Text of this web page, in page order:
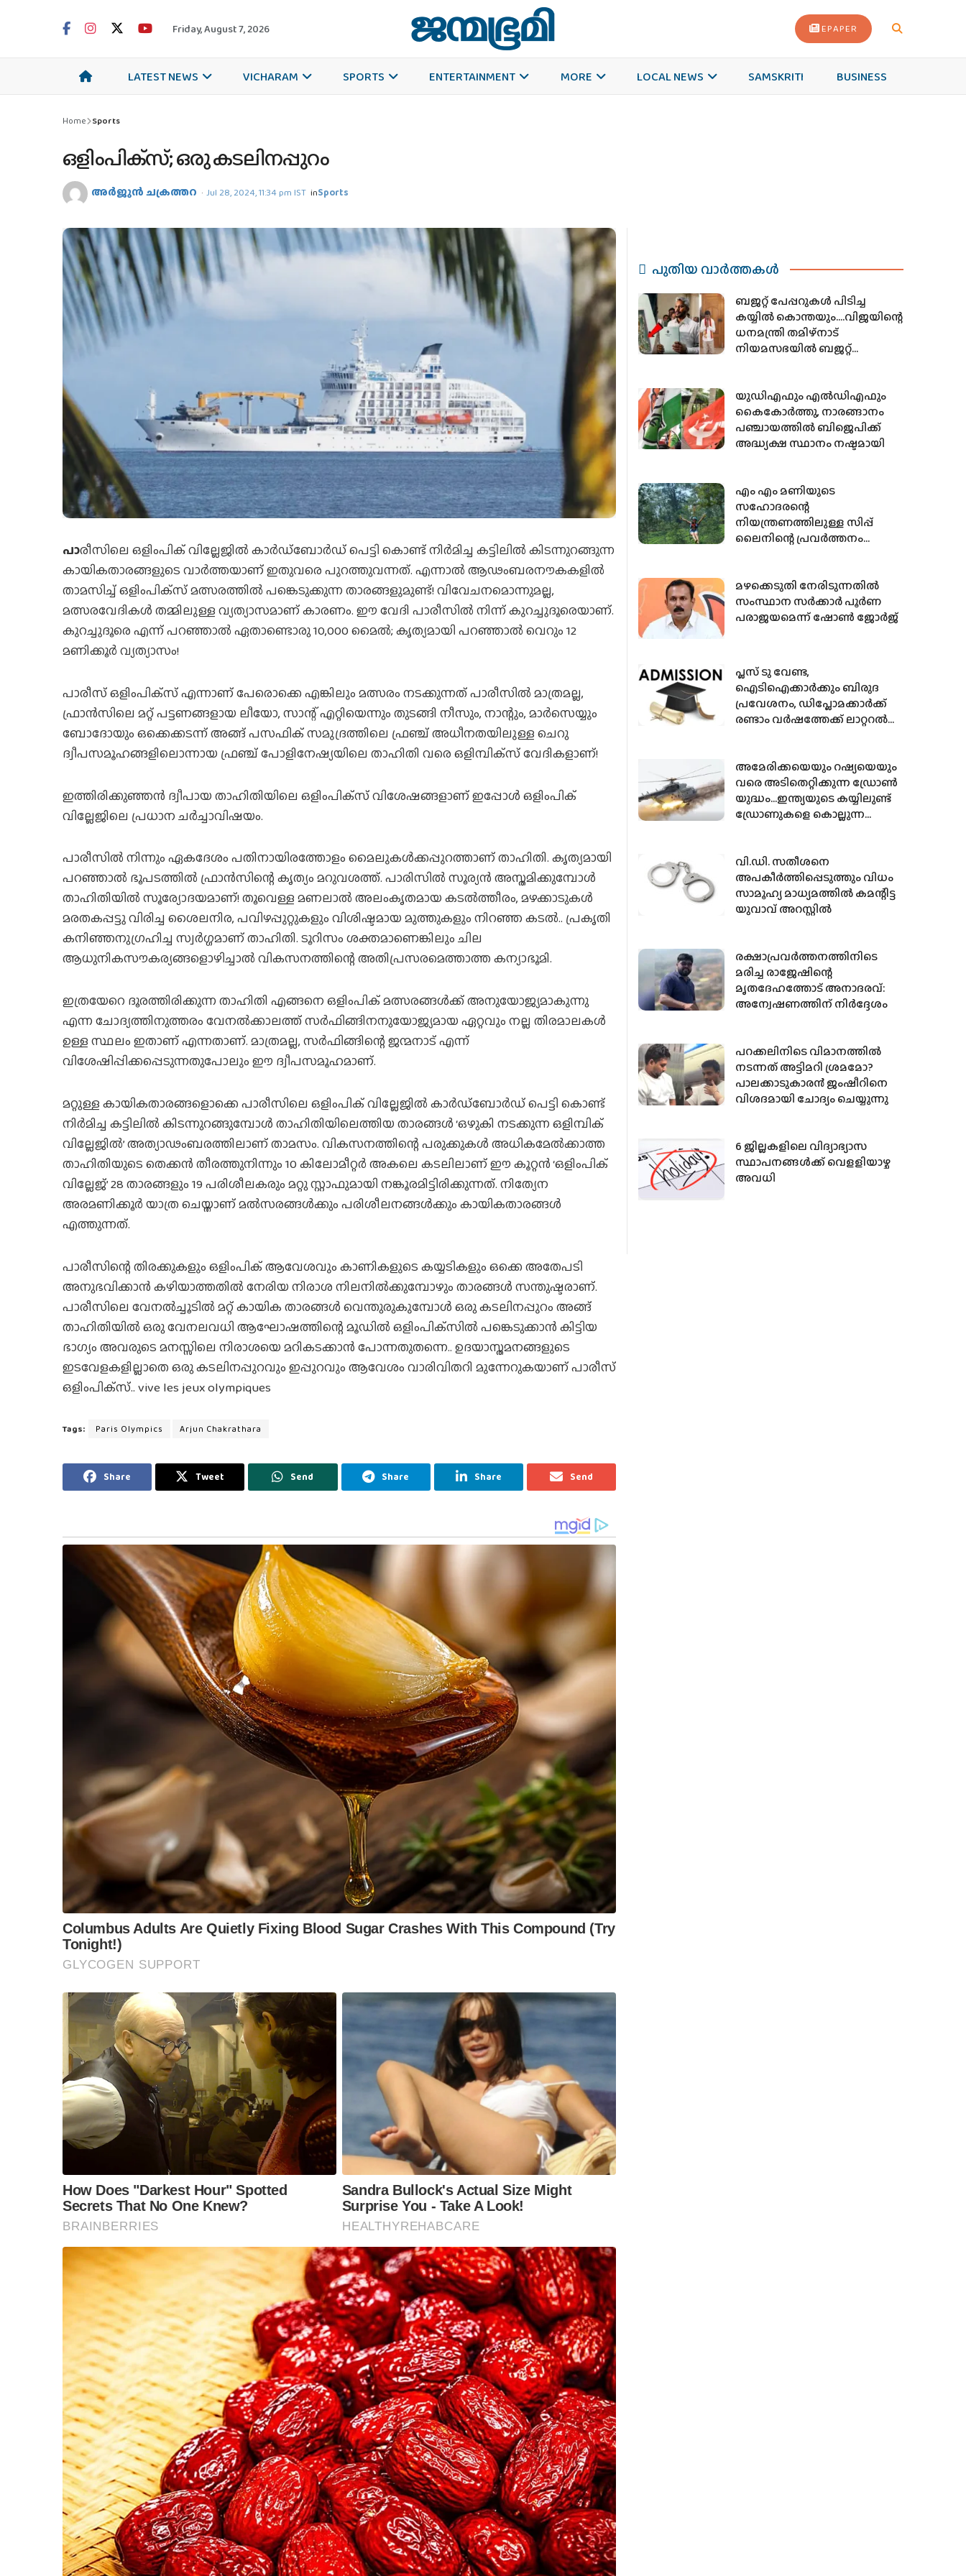
Friday, August 7, 2026 EPAPER
LATEST NEWS VICHARAM SPORTS ENTERTAINMENT MORE LOCAL NEWS SAMSKRITI BUSINESS
Home Sports
ഒളിംപിക്‌സ്; ഒരു കടലിനപ്പുറം
അര്‍ജുന്‍ ചക്രത്തറ Jul 28, 2024, 11:34 pm IST inSports
പാരീസിലെ ഒളിംപിക് വില്ലേജില്‍ കാര്‍ഡ്‌ബോര്‍ഡ് പെട്ടി കൊണ്ട് നിര്‍മിച്ച കട്ടിലില്‍ കിടന്നുറങ്ങുന്ന
കായികതാരങ്ങളുടെ വാര്‍ത്തയാണ് ഇതുവരെ പുറത്തുവന്നത്. എന്നാല്‍ ആഢംബരനൗകകളില്‍
താമസിച്ച് ഒളിംപിക്‌സ് മത്സരത്തില്‍ പങ്കെടുക്കുന്ന താരങ്ങളുമുണ്ട്! വിവേചനമൊന്നുമല്ല,
മത്സരവേദികള്‍ തമ്മിലുള്ള വ്യത്യാസമാണ് കാരണം. ഈ വേദി പാരീസില്‍ നിന്ന് കുറച്ചുദൂരെയാണ്.
കുറച്ചുദൂരെ എന്ന് പറഞ്ഞാല്‍ ഏതാണ്ടൊരു 10,000 മൈല്‍; കൃത്യമായി പറഞ്ഞാല്‍ വെറും 12
മണിക്കൂര്‍ വ്യത്യാസം!
പാരീസ് ഒളിംപിക്‌സ് എന്നാണ് പേരൊക്കെ എങ്കിലും മത്സരം നടക്കുന്നത് പാരീസില്‍ മാത്രമല്ല,
ഫ്രാന്‍സിലെ മറ്റ് പട്ടണങ്ങളായ ലീയോ, സാന്റ് എറ്റിയെന്നും തുടങ്ങി നീസും, നാന്റും, മാര്‍സെയ്യും
ബോദോയും ഒക്കെക്കടന്ന് അങ്ങ് പസഫിക് സമുദ്രത്തിലെ ഫ്രഞ്ച് അധീനതയിലുള്ള ചെറു
ദ്വീപസമൂഹങ്ങളിലൊന്നായ ഫ്രഞ്ച് പോളിനേഷ്യയിലെ താഹിതി വരെ ഒളിമ്പിക്‌സ് വേദികളാണ്!
ഇത്തിരിക്കുഞ്ഞന്‍ ദ്വീപായ താഹിതിയിലെ ഒളിംപിക്‌സ് വിശേഷങ്ങളാണ് ഇപ്പോള്‍ ഒളിംപിക്
വില്ലേജിലെ പ്രധാന ചര്‍ച്ചാവിഷയം.
പാരീസില്‍ നിന്നും ഏകദേശം പതിനായിരത്തോളം മൈലുകള്‍ക്കപ്പുറത്താണ് താഹിതി. കൃത്യമായി
പറഞ്ഞാല്‍ ഭൂപടത്തില്‍ ഫ്രാന്‍സിന്റെ കൃത്യം മറുവശത്ത്. പാരിസില്‍ സൂര്യന്‍ അസ്തമിക്കുമ്പോള്‍
താഹിതിയില്‍ സൂര്യോദയമാണ്! തൂവെള്ള മണലാല്‍ അലംകൃതമായ കടല്‍ത്തീരം, മഴക്കാടുകള്‍
മരതകപ്പട്ടു വിരിച്ച ശൈലനിര, പവിഴപ്പുറ്റുകളും വിശിഷ്ടമായ മുത്തുകളും നിറഞ്ഞ കടല്‍.. പ്രകൃതി
കനിഞ്ഞനുഗ്രഹിച്ച സ്വര്‍ഗ്ഗമാണ് താഹിതി. ടൂറിസം ശക്തമാണെങ്കിലും ചില
ആധുനികസൗകര്യങ്ങളൊഴിച്ചാല്‍ വികസനത്തിന്റെ അതിപ്രസരമെത്താത്ത കന്യാഭൂമി.
ഇത്രയേറെ ദൂരത്തിരിക്കുന്ന താഹിതി എങ്ങനെ ഒളിംപിക് മത്സരങ്ങള്‍ക്ക് അനുയോജ്യമാകുന്നു
എന്ന ചോദ്യത്തിനുത്തരം വേനല്‍ക്കാലത്ത് സര്‍ഫിങ്ങിനനുയോജ്യമായ ഏറ്റവും നല്ല തിരമാലകള്‍
ഉള്ള സ്ഥലം ഇതാണ് എന്നതാണ്. മാത്രമല്ല, സര്‍ഫിങ്ങിന്റെ ജന്മനാട് എന്ന്
വിശേഷിപ്പിക്കപ്പെടുന്നതുപോലും ഈ ദ്വീപസമൂഹമാണ്.
മറ്റുള്ള കായികതാരങ്ങളൊക്കെ പാരീസിലെ ഒളിംപിക് വില്ലേജില്‍ കാര്‍ഡ്‌ബോര്‍ഡ് പെട്ടി കൊണ്ട്
നിര്‍മിച്ച കട്ടിലില്‍ കിടന്നുറങ്ങുമ്പോള്‍ താഹിതിയിലെത്തിയ താരങ്ങള്‍ ‘ഒഴുകി നടക്കുന്ന ഒളിമ്പിക്
വില്ലേജില്‍’ അത്യാഢംബരത്തിലാണ് താമസം. വികസനത്തിന്റെ പരുക്കുകള്‍ അധികമേല്‍ക്കാത്ത
താഹിതിയുടെ തെക്കന്‍ തീരത്തുനിന്നും 10 കിലോമീറ്റര്‍ അകലെ കടലിലാണ് ഈ കൂറ്റന്‍ ‘ഒളിംപിക്
വില്ലേജ്’ 28 താരങ്ങളും 19 പരിശീലകരും മറ്റു സ്റ്റാഫുമായി നങ്കൂരമിട്ടിരിക്കുന്നത്. നിത്യേന
അരമണിക്കൂര്‍ യാത്ര ചെയ്താണ് മല്‍സരങ്ങള്‍ക്കും പരിശീലനങ്ങള്‍ക്കും കായികതാരങ്ങള്‍
എത്തുന്നത്.
പാരീസിന്റെ തിരക്കുകളും ഒളിംപിക് ആവേശവും കാണികളുടെ കയ്യടികളും ഒക്കെ അതേപടി
അനുഭവിക്കാന്‍ കഴിയാത്തതില്‍ നേരിയ നിരാശ നിലനില്‍ക്കുമ്പോഴും താരങ്ങള്‍ സന്തുഷ്ടരാണ്.
പാരീസിലെ വേനല്‍ച്ചൂടില്‍ മറ്റ് കായിക താരങ്ങള്‍ വെന്തുരുകുമ്പോള്‍ ഒരു കടലിനപ്പുറം അങ്ങ്
താഹിതിയില്‍ ഒരു വേനലവധി ആഘോഷത്തിന്റെ മൂഡില്‍ ഒളിംപിക്‌സില്‍ പങ്കെടുക്കാന്‍ കിട്ടിയ
ഭാഗ്യം അവരുടെ മനസ്സിലെ നിരാശയെ മറികടക്കാന്‍ പോന്നതുതന്നെ.. ഉദയാസ്തമനങ്ങളുടെ
ഇടവേളകളില്ലാതെ ഒരു കടലിനപ്പുറവും ഇപ്പുറവും ആവേശം വാരിവിതറി മുന്നേറുകയാണ് പാരീസ്
ഒളിംപിക്‌സ്.. vive les jeux olympiques
Tags: Paris Olympics Arjun Chakrathara
Share Tweet Send Share Share Send
പുതിയ വാര്‍ത്തകള്‍
ബജറ്റ് പേപ്പറുകള്‍ പിടിച്ച
കയ്യില്‍ കൊന്തയും….വിജയിന്റെ
ധനമന്ത്രി തമിഴ്നാട്
നിയമസഭയില്‍ ബജറ്റ്
യുഡിഎഫും എല്‍ഡിഎഫും
കൈകോര്‍ത്തു, നാരങ്ങാനം
പഞ്ചായത്തില്‍ ബിജെപിക്ക്
അദ്ധ്യക്ഷ സ്ഥാനം നഷ്ടമായി
എം എം മണിയുടെ
സഹോദരന്റെ
നിയന്ത്രണത്തിലുള്ള സിപ്പ്
ലൈനിന്റെ പ്രവര്‍ത്തനം
മഴക്കെടുതി നേരിടുന്നതില്‍
സംസ്ഥാന സര്‍ക്കാര്‍ പൂര്‍ണ
പരാജയമെന്ന് ഷോണ്‍ ജോര്‍ജ്
പ്ലസ് ടു വേണ്ട,
ഐടിഐക്കാര്‍ക്കും ബിരുദ
പ്രവേശനം, ഡിപ്ലോമക്കാര്‍ക്ക്
രണ്ടാം വര്‍ഷത്തേക്ക് ലാറ്ററല്‍
അമേരിക്കയെയും റഷ്യയെയും
വരെ അടിതെറ്റിക്കുന്ന ഡ്രോണ്‍
യുദ്ധം…ഇന്ത്യയുടെ കയ്യിലുണ്ട്
ഡ്രോണുകളെ കൊല്ലുന്ന
വി.ഡി. സതീശനെ
അപകീര്‍ത്തിപ്പെടുത്തും വിധം
സാമൂഹ്യ മാധ്യമത്തില്‍ കമന്റിട്ട
യുവാവ് അറസ്റ്റില്‍
രക്ഷാപ്രവര്‍ത്തനത്തിനിടെ
മരിച്ച രാജേഷിന്റെ
മൃതദേഹത്തോട് അനാദരവ്:
അന്വേഷണത്തിന് നിര്‍ദ്ദേശം
പറക്കലിനിടെ വിമാനത്തില്‍
നടന്നത് അട്ടിമറി ശ്രമമോ?
പാലക്കാടുകാരന്‍ ജംഷീറിനെ
വിശദമായി ചോദ്യം ചെയ്യുന്നു
6 ജില്ലകളിലെ വിദ്യാഭ്യാസ
സ്ഥാപനങ്ങള്‍ക്ക് വെളളിയാഴ്ച
അവധി